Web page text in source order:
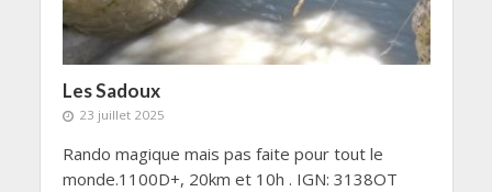
Les Sadoux
23 juillet 2025
Rando magique mais pas faite pour tout le
monde.1100D+, 20km et 10h . IGN: 3138OT